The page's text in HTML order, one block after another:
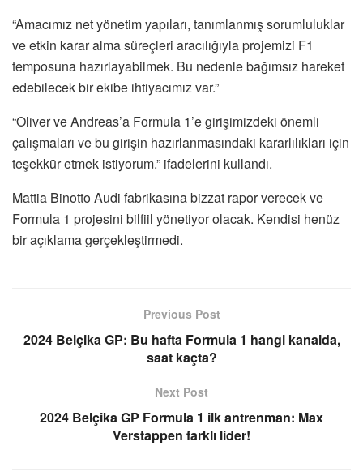
“Amacımız net yönetim yapıları, tanımlanmış sorumluluklar
ve etkin karar alma süreçleri aracılığıyla projemizi F1
temposuna hazırlayabilmek. Bu nedenle bağımsız hareket
edebilecek bir ekibe ihtiyacımız var.”
“Oliver ve Andreas’a Formula 1’e girişimizdeki önemli
çalışmaları ve bu girişin hazırlanmasındaki kararlılıkları için
teşekkür etmek istiyorum.” ifadelerini kullandı.
Mattia Binotto Audi fabrikasına bizzat rapor verecek ve
Formula 1 projesini bilfiil yönetiyor olacak. Kendisi henüz
bir açıklama gerçekleştirmedi.
Previous Post
2024 Belçika GP: Bu hafta Formula 1 hangi kanalda,
saat kaçta?
Next Post
2024 Belçika GP Formula 1 ilk antrenman: Max
Verstappen farklı lider!